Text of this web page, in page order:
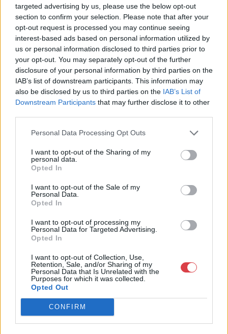
targeted advertising by us, please use the below opt-out
section to confirm your selection. Please note that after your
opt-out request is processed you may continue seeing
interest-based ads based on personal information utilized by
us or personal information disclosed to third parties prior to
your opt-out. You may separately opt-out of the further
disclosure of your personal information by third parties on the
IAB’s list of downstream participants. This information may
also be disclosed by us to third parties on the IAB’s List of
Downstream Participants that may further disclose it to other
Personal Data Processing Opt Outs
I want to opt-out of the Sharing of my
personal data.
Opted In
I want to opt-out of the Sale of my
Personal Data.
Opted In
I want to opt-out of processing my
Personal Data for Targeted Advertising.
Opted In
I want to opt-out of Collection, Use,
Retention, Sale, and/or Sharing of my
Personal Data that Is Unrelated with the
Purposes for which it was collected.
Opted Out
CONFIRM
Eladó adatai
Eladó:Nagyházi Galéria és
Aukciósház
Cím: Müller Márta
Nagyházi Galéria és Aukciósház
Kft.
1055 Budapest, Balaton utca 8.
Telefon: +361 475 6000 +361
4756005
http://www.nagyhazi.hu
Bemutatkozás: Magas színvonalú festmények és műtárgyak,
bútorok, szőnyegek, üveg, porcelán és ezüst tárgyak, ékszerek,
néprajzi tárgyak értékesítése és aukcionálása. Hagyatékok és
a tárgyfelvétel folyamatos.
KAPCSOLÓDÓ MŰTÁRGYAK